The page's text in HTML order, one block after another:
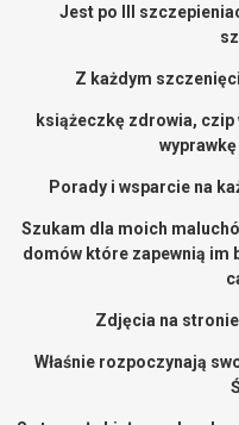
Jest po III
Z każdym
książeczkę zdrowia,
Porady i wsparcie na
Szukam dla moich
domów które zapewnią im
Zdjęcia na
Właśnie rozpoczynają